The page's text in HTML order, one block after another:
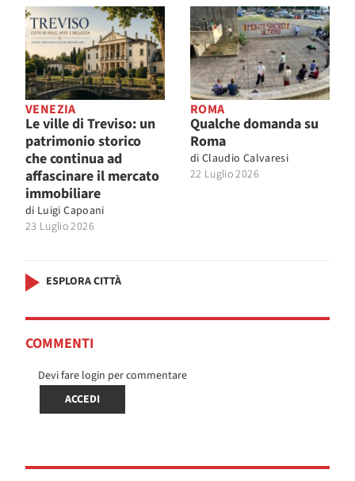
VENEZIA
Le ville di Treviso: un
patrimonio storico
che continua ad
affascinare il mercato
immobiliare
di Luigi Capoani
23 Luglio 2026
ROMA
Qualche domanda su
Roma
di Claudio Calvaresi
22 Luglio 2026
ESPLORA CITTÀ
COMMENTI
Devi fare login per commentare
ACCEDI